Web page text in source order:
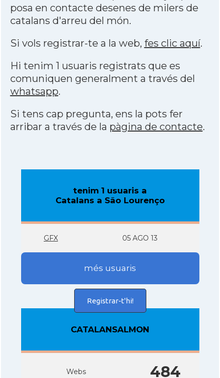
posa en contacte desenes de milers de
catalans d'arreu del món.
Si vols registrar-te a la web, fes clic aquí.
Hi tenim 1 usuaris registrats que es
comuniquen generalment a través del
whatsapp.
Si tens cap pregunta, ens la pots fer
arribar a través de la pàgina de contacte.
tenim 1 usuaris a
Catalans a São Lourenço
GFX 05 AGO 13
més usuaris
Registrar-t'hi!
CATALANSALMON
Webs 484